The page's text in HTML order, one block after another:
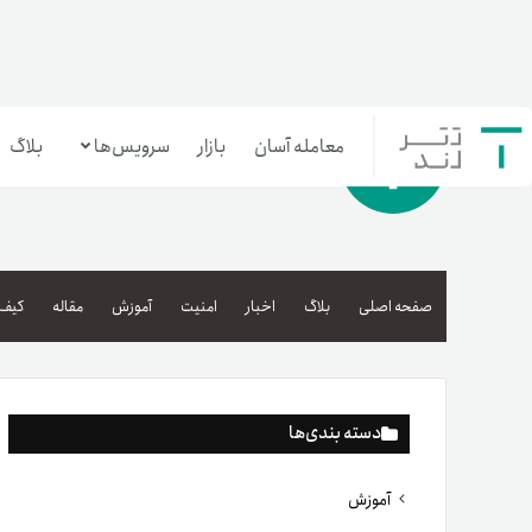
معامله آسان بازار سرویس‌ها
بازار تترلند
سرمایه‌گذاری آسان
بلاگ
صفحه اصلی بلاگ اخبار امنیت آموزش مقاله
دسته بندی‌ها
آموزش